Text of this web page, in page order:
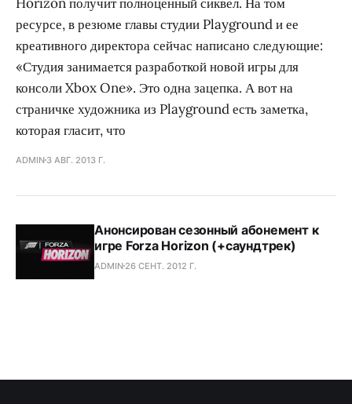
ресурсе, в резюме главы студии Playground и ее
креативного директора сейчас написано следующие:
«Студия занимается разработкой новой игры для
консоли Xbox One». Это одна зацепка. А вот на
страничке художника из Playground есть заметка,
которая гласит, что
ADMIN 3 АВГ. 2013 Г.
Анонсирован сезонный абонемент к
игре Forza Horizon (+саундтрек)
ADMIN 26 СЕНТ. 2012 Г.